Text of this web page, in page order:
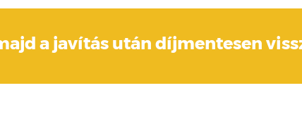
a javítás után díjmentesen